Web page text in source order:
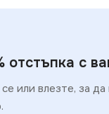
отстъпка с
или влезте, за да